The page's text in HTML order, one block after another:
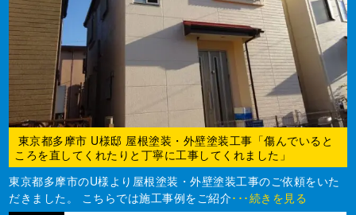
東京都多摩市 U様邸 屋根塗装・外壁塗装工事「傷んでいると
ころを直してくれたりと丁寧に工事してくれました」
東京都多摩市のU様より屋根塗装・外壁塗装工事のご依頼をいた
だきました。 こちらでは施工事例をご紹介･･･続きを見る